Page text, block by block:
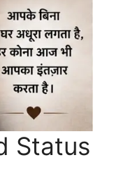
Status